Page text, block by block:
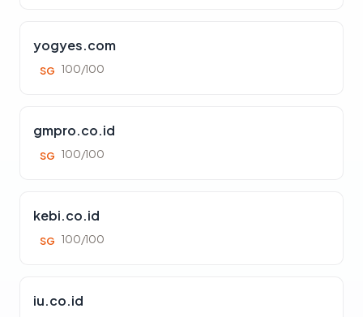
yogyes.com
SG 100/100
gmpro.co.id
SG 100/100
kebi.co.id
SG 100/100
iu.co.id